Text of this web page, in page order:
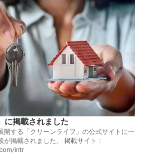
に掲載されました
開する「クリーンライフ」の公式サイトに一
が掲載されました。 掲載サイト：
intr